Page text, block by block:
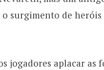
surgimento de heróis
jogadores aplacar as